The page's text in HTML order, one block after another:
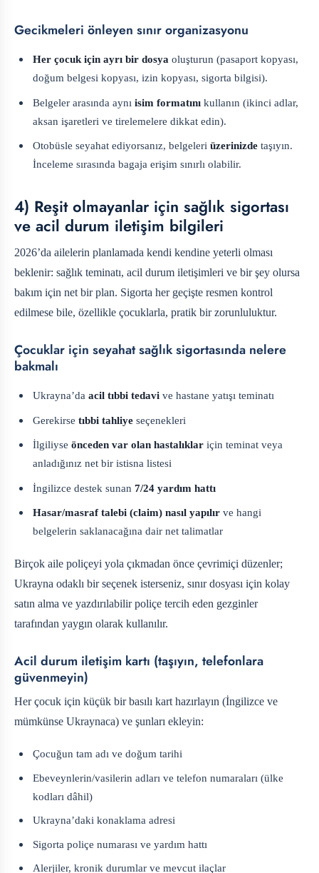
Gecikmeleri önleyen sınır organizasyonu
Her çocuk için ayrı bir dosya oluşturun (pasaport kopyası,
doğum belgesi kopyası, izin kopyası, sigorta bilgisi).
Belgeler arasında aynıisim formatını kullanın (ikinci adlar,
aksan işaretleri ve tirelemelere dikkat edin).
Otobüsle seyahat ediyorsanız, belgeleriüzerinizde taşıyın.
İnceleme sırasında bagaja erişim sınırlı olabilir.
4) Reşit olmayanlar için sağlık sigortası
ve acil durum iletişim bilgileri
2026’da ailelerin planlamada kendi kendine yeterli olması
beklenir: sağlık teminatı, acil durum iletişimleri ve bir şey olursa
bakım için net bir plan. Sigorta her geçişte resmen kontrol
edilmese bile, özellikle çocuklarla, pratik bir zorunluluktur.
Çocuklar için seyahat sağlık sigortasında nelere
bakmalı
Ukrayna’daacil tıbbi tedavi ve hastane yatışı teminatı
Gerekirsetıbbi tahliye seçenekleri
İlgiliyseönceden var olan hastalıklar için teminat veya
anladığınız net bir istisna listesi
İngilizce destek sunan7/24 yardım hattı
Hasar/masraf talebi (claim) nasıl yapılır ve hangi
belgelerin saklanacağına dair net talimatlar
Birçok aile poliçeyi yola çıkmadan önce çevrimiçi düzenler;
Ukrayna odaklı bir seçenek isterseniz, sınır dosyası için kolay
satın alma ve yazdırılabilir poliçe tercih eden gezginler
tarafından yaygın olarak kullanılır.
Acil durum iletişim kartı (taşıyın, telefonlara
güvenmeyin)
Her çocuk için küçük bir basılı kart hazırlayın (İngilizce ve
mümkünse Ukraynaca) ve şunları ekleyin:
Çocuğun tam adı ve doğum tarihi
Ebeveynlerin/vasilerin adları ve telefon numaraları (ülke
kodları dâhil)
Ukrayna’daki konaklama adresi
Sigorta poliçe numarası ve yardım hattı
Alerjiler, kronik durumlar ve mevcut ilaçlar